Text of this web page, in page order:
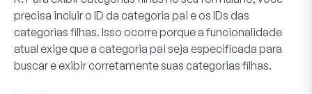
precisa incluir o ID da categoria pai e os IDs das
categorias filhas. Isso ocorre porque a funcionalidade
atual exige que a categoria pai seja especificada para
buscar e exibir corretamente suas categorias filhas.